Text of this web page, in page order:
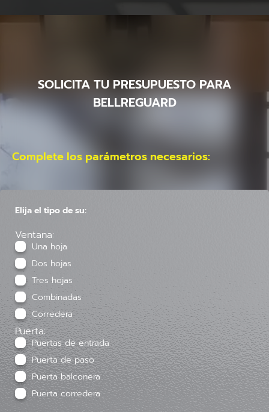
SOLICITA TU PRESUPUESTO PARA
BELLREGUARD
Complete los parámetros necesarios:
Elija el tipo de su:
Ventana:
Una hoja
Dos hojas
Tres hojas
Combinadas
Corredera
Puerta:
Puertas de entrada
Puerta de paso
Puerta balconera
Puerta corredera